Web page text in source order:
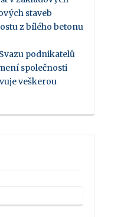
staveb
z bílého betonu
podnikatelů
společnosti
veškerou